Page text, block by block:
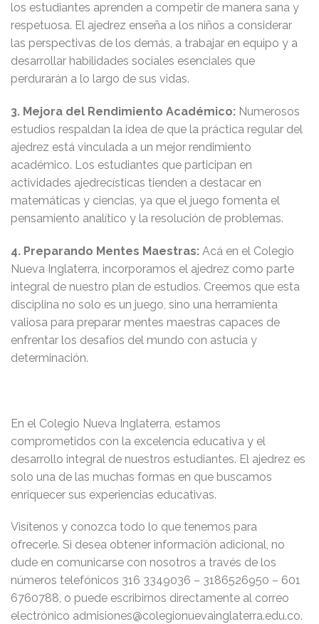
los estudiantes aprenden a competir de manera sana y
respetuosa. El ajedrez enseña a los niños a considerar
las perspectivas de los demás, a trabajar en equipo y a
desarrollar habilidades sociales esenciales que
perdurarán a lo largo de sus vidas.
3. Mejora del Rendimiento Académico: Numerosos
estudios respaldan la idea de que la práctica regular del
ajedrez está vinculada a un mejor rendimiento
académico. Los estudiantes que participan en
actividades ajedrecísticas tienden a destacar en
matemáticas y ciencias, ya que el juego fomenta el
pensamiento analítico y la resolución de problemas.
4. Preparando Mentes Maestras: Acá en el Colegio
Nueva Inglaterra, incorporamos el ajedrez como parte
integral de nuestro plan de estudios. Creemos que esta
disciplina no solo es un juego, sino una herramienta
valiosa para preparar mentes maestras capaces de
enfrentar los desafíos del mundo con astucia y
determinación.
En el Colegio Nueva Inglaterra, estamos
comprometidos con la excelencia educativa y el
desarrollo integral de nuestros estudiantes. El ajedrez es
solo una de las muchas formas en que buscamos
enriquecer sus experiencias educativas.
Visítenos y conozca todo lo que tenemos para
ofrecerle. Si desea obtener información adicional, no
dude en comunicarse con nosotros a través de los
números telefónicos 316 3349036 – 3186526950 – 601
6760788, o puede escribirnos directamente al correo
electrónico admisiones@colegionuevainglaterra.edu.co.